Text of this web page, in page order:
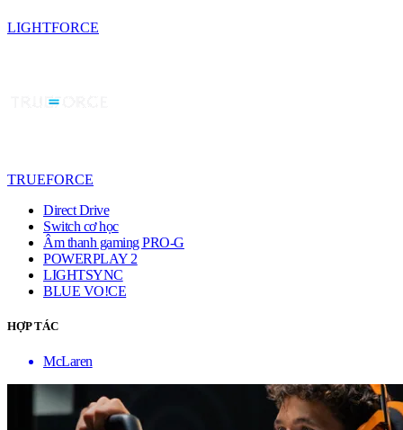
LIGHTFORCE
TRUEFORCE
Direct Drive
Switch cơ học
Âm thanh gaming PRO-G
POWERPLAY 2
LIGHTSYNC
BLUE VO!CE
HỢP TÁC
McLaren